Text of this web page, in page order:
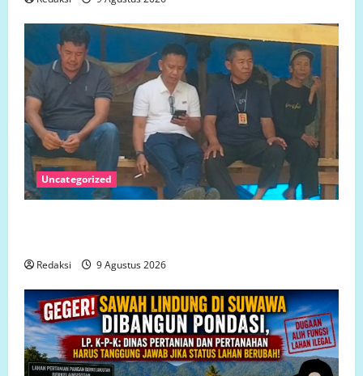
Uncategorized
Redaksi 9 Agustus 2026